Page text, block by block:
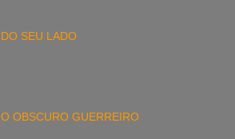
DO SEU LADO
O OBSCURO GUERREIRO